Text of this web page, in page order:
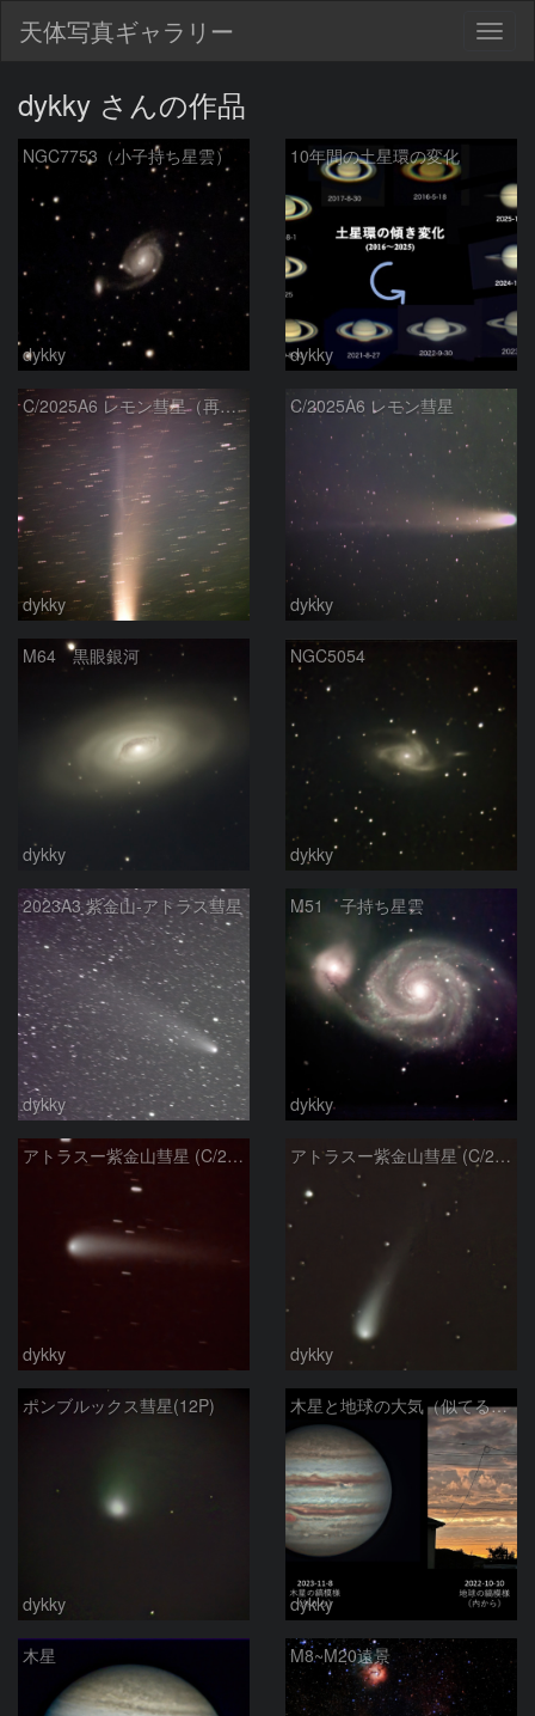
天体写真ギャラリー
dykky さんの作品
NGC7753（小子持ち星雲）
dykky
10年間の土星環の変化
dykky
C/2025A6 レモン彗星（再処理投稿）
dykky
C/2025A6 レモン彗星
dykky
M64 黒眼銀河
dykky
NGC5054
dykky
2023A3 紫金山‐アトラス彗星
dykky
M51 子持ち星雲
dykky
アトラスー紫金山彗星 (C/2023A3)
dykky
アトラスー紫金山彗星 (C/2023A3)
dykky
ポンブルックス彗星(12P)
dykky
木星と地球の大気（似てる！）
dykky
木星 M8~M20遠景